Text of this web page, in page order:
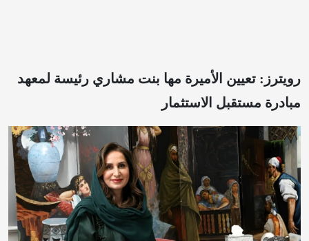
رويترز: تعيين الأميرة مها بنت مشاري رئيسة لمعهد
مبادرة مستقبل الاستثمار